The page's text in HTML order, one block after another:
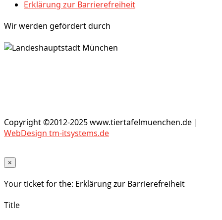
Erklärung zur Barrierefreiheit
Wir werden gefördert durch
Copyright ©2012-2025 www.tiertafelmuenchen.de |
WebDesign tm-itsystems.de
×
Your ticket for the: Erklärung zur Barrierefreiheit
Title